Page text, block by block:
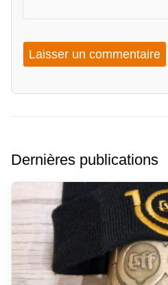
Dernières publications